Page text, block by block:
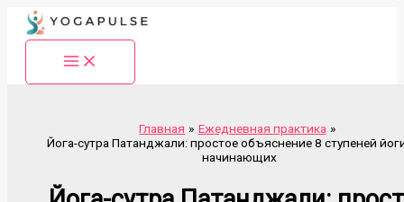
Перейти
содержимому
Главная
Ежедневная практика
Йога-сутра Патанджали: простое объяснение 8 ступеней
начинающих